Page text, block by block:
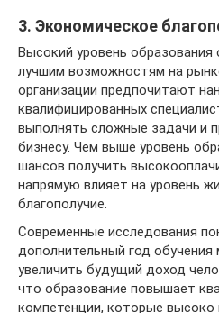
3. Экономическое
Высокий уровень
лучшим возможностям на
организации предпочитают
квалифицированных
выполнять сложные задачи и
бизнесу. Чем выше уровень
шансов получить
напрямую влияет на уровень
благополучие.
Современные исследования
дополнительный год
увеличить будущий доход
что образование повышает
компетенции, которые высоко